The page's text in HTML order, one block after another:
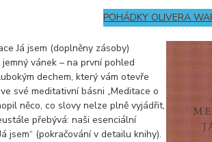
POHÁDKY OLIVERA
Já jsem (doplněny zásoby)
vánek – na první pohled
dechem, který vám otevře
své meditativní básni „Meditace o
něco, co slovy nelze plně vyjádřit,
přebývá: naši esenciální
jsem“ (pokračování v detailu knihy).